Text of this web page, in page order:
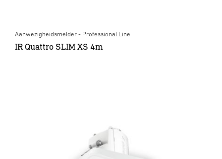
Aanwezigheidsmelder - Professional Line
IR Quattro SLIM XS 4m